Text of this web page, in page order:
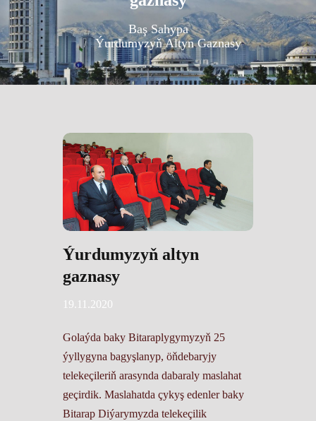
Baş Sahypa
Ýurdumyzyň Altyn Gaznasy
Ýurdumyzyň altyn
gaznasy
19.11.2020
Golaýda baky Bitaraplygymyzyň 25
ýyllygyna bagyşlanyp, öňdebaryjy
telekeçileriň arasynda dabaraly maslahat
geçirdik. Maslahatda çykyş edenler baky
Bitarap Diýarymyzda telekeçilik